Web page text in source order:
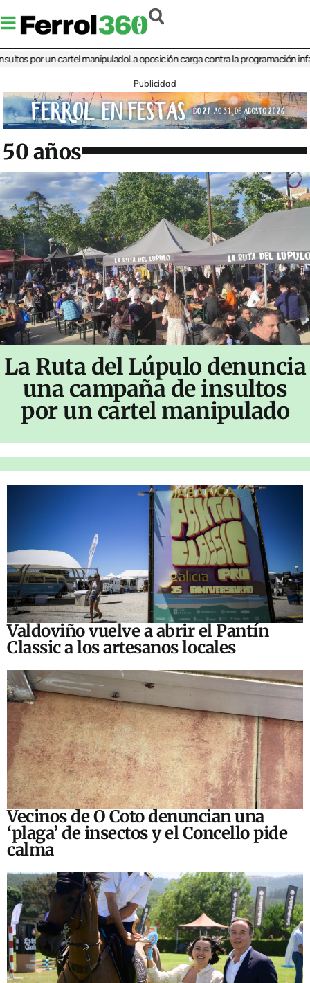
por un cartel manipuladoLa oposición carga contra la programación infantil
Publicidad
50 años
La Ruta del Lúpulo denuncia
una campaña de insultos
por un cartel manipulado
Valdoviño vuelve a abrir el Pantín
Classic a los artesanos locales
Vecinos de O Coto denuncian una
‘plaga’ de insectos y el Concello pide
calma